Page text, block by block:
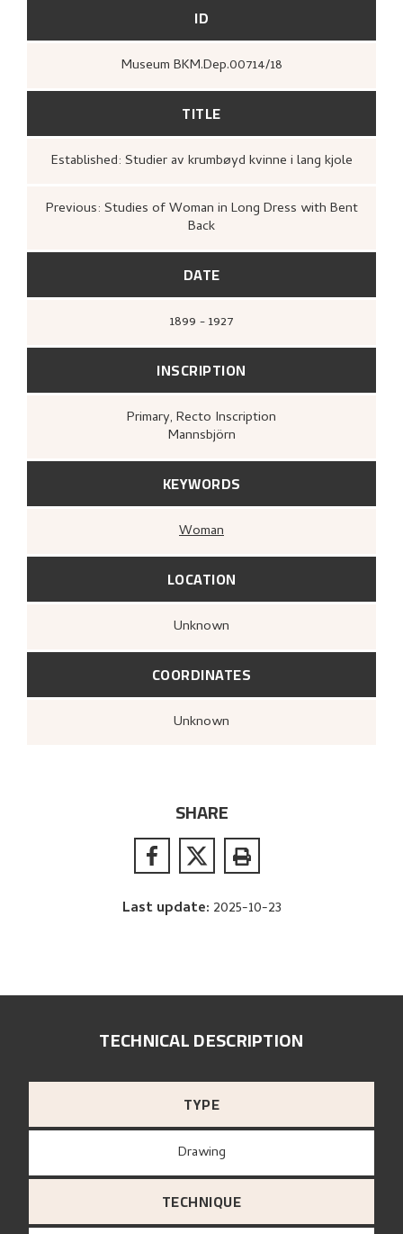
ID
Museum BKM.Dep.00714/18
TITLE
Established: Studier av krumbøyd kvinne i lang kjole
Previous: Studies of Woman in Long Dress with Bent
Back
DATE
1899 - 1927
INSCRIPTION
Primary, Recto Inscription
Mannsbjörn
KEYWORDS
Woman
LOCATION
Unknown
COORDINATES
Unknown
SHARE
Last update: 2025-10-23
TECHNICAL DESCRIPTION
TYPE
Drawing
TECHNIQUE